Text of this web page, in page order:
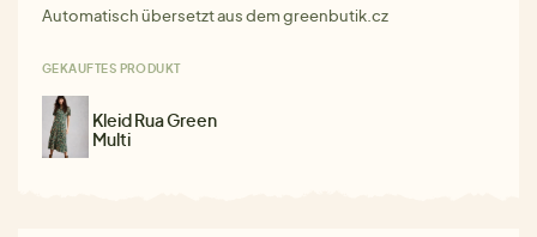
Automatisch übersetzt aus dem greenbutik.cz
GEKAUFTES PRODUKT
Kleid Rua Green
Multi